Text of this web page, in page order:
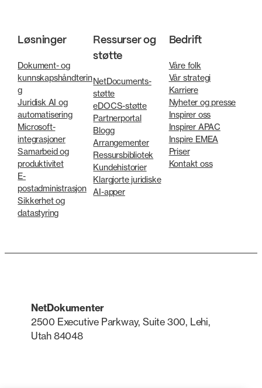
Løsninger
Dokument- og
kunnskapshåndterin
g
Juridisk AI og
automatisering
Microsoft-
integrasjoner
Samarbeid og
produktivitet
E-
postadministrasjon
Sikkerhet og
datastyring
Ressurser og
støtte
NetDocuments-
støtte
eDOCS-støtte
Partnerportal
Blogg
Arrangementer
Ressursbibliotek
Kundehistorier
Klargjorte juridiske
AI-apper
Bedrift
Våre folk
Vår strategi
Karriere
Nyheter og presse
Inspirer oss
Inspirer APAC
Inspire EMEA
Priser
Kontakt oss
NetDokumenter
2500 Executive Parkway, Suite 300, Lehi,
Utah 84048